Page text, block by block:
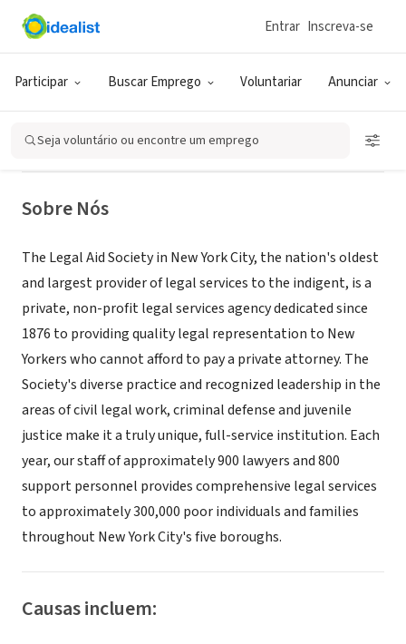
Participar Buscar Emprego Voluntariar Anunciar
Entrar Inscreva-se
Seja voluntário ou encontre um emprego
ONG (SETOR SOCIAL)
The Legal Aid Society - New York
City
New York, NY|www.legal-aid.org
Sobre Nós
The Legal Aid Society in New York City, the nation's oldest
and largest provider of legal services to the indigent, is a
private, non-profit legal services agency dedicated since
1876 to providing quality legal representation to New
Yorkers who cannot afford to pay a private attorney. The
Society's diverse practice and recognized leadership in the
areas of civil legal work, criminal defense and juvenile
justice make it a truly unique, full-service institution. Each
year, our staff of approximately 900 lawyers and 800
support personnel provides comprehensive legal services
to approximately 300,000 poor individuals and families
throughout New York City's five boroughs.
Causas incluem: